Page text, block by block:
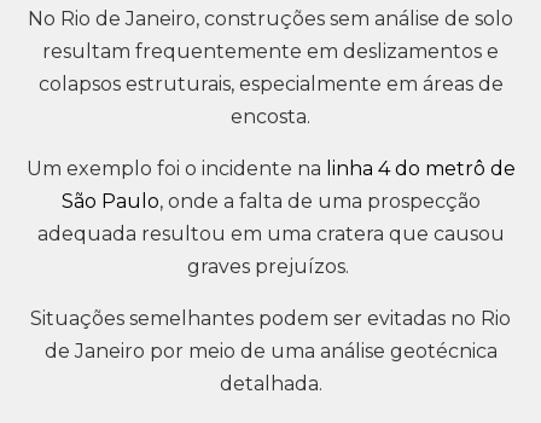
No Rio de Janeiro, construções sem análise de solo
resultam frequentemente em deslizamentos e
colapsos estruturais, especialmente em áreas de
encosta.
Um exemplo foi o incidente na linha 4 do metrô de
São Paulo, onde a falta de uma prospecção
adequada resultou em uma cratera que causou
graves prejuízos.
Situações semelhantes podem ser evitadas no Rio
de Janeiro por meio de uma análise geotécnica
detalhada.